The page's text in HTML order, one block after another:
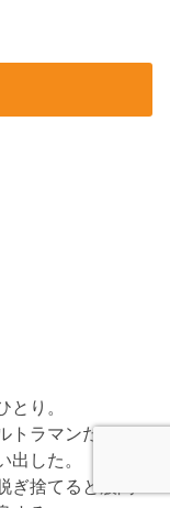
とり。
トラマンだった
出した。
捨てると股間